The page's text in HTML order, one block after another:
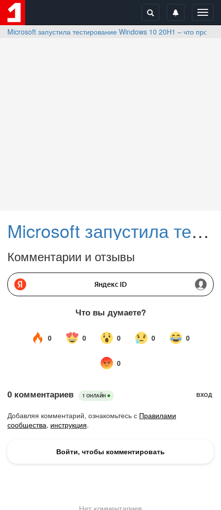
Microsoft запустила тестирование Windows 10 20H1 – что
Microsoft запустила тестирование Windows 10 20H1 – что происходит?
Комментарии и отзывы